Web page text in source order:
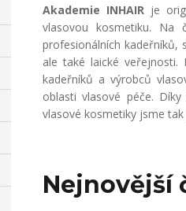
Akademie INHAIR je
vlasovou kosmetiku.
profesionálních kadeřníků,
ale také laické
kadeřníků a výrobců
oblasti vlasové péče.
vlasové kosmetiky jsme
Nejnovější